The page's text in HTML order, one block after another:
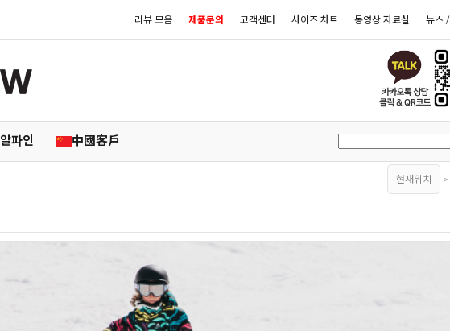
리뷰 모음 제품문의 고객센터 사이즈 차트 동영상 자료실 뉴스
알파인 中國客戶
현재위치 >